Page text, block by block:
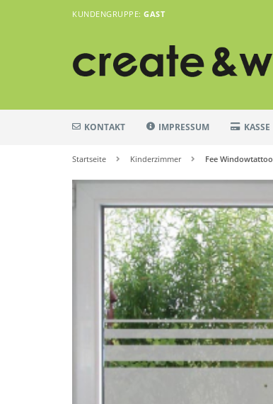
KUNDENGRUPPE: GAST
KONTAKT IMPRESSUM KASSE
Startseite Kinderzimmer Fee Windowtattoo